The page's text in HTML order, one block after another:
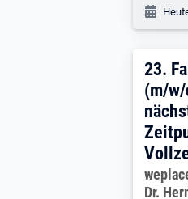
23.
23.
(m/
Dr.